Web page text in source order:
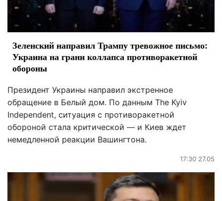
Зеленский направил Трампу тревожное письмо:
Украина на грани коллапса противоракетной
обороны
Президент Украины направил экстренное
обращение в Белый дом. По данным The Kyiv
Independent, ситуация с противоракетной
обороной стала критической — и Киев ждет
немедленной реакции Вашингтона.
17:30 27.05